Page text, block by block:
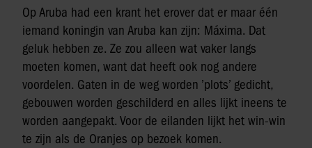
Op Aruba had een krant het erover dat er maar één
iemand koningin van Aruba kan zijn: Máxima. Dat
geluk hebben ze. Ze zou alleen wat vaker langs
moeten komen, want dat heeft ook nog andere
voordelen. Gaten in de weg worden ’plots’ gedicht,
gebouwen worden geschilderd en alles lijkt ineens te
worden aangepakt. Voor de eilanden lijkt het win-win
te zijn als de Oranjes op bezoek komen.